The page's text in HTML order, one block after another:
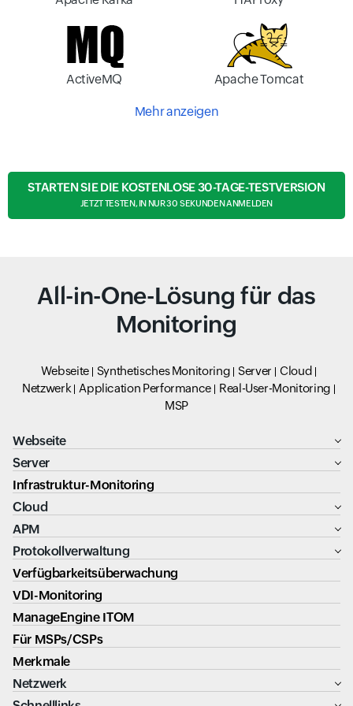
ActiveMQ Apache Tomcat
Mehr anzeigen
STARTEN SIE DIE KOSTENLOSE 30-TAGE-TESTVERSION
JETZT TESTEN, IN NUR 30 SEKUNDEN ANMELDEN
All-in-One-Lösung für das
Monitoring
Webseite Synthetisches Monitoring Server
Cloud
Netzwerk
Application Performance
Real-User-Monitoring
MSP
Webseite
Server
Infrastruktur-Monitoring
Cloud
APM
Protokollverwaltung
Verfügbarkeitsüberwachung
VDI-Monitoring
ManageEngine ITOM
Für MSPs/CSPs
Merkmale
Netzwerk